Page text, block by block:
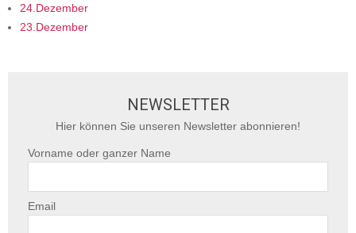
24.Dezember
23.Dezember
NEWSLETTER
Hier können Sie unseren Newsletter abonnieren!
Vorname oder ganzer Name
Email